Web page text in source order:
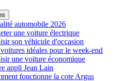
automobile 2026
une voiture électrique
son véhicule d'occasion
idéales pour le week-end
une voiture économique
appli Jean Lain
fonctionne la cote Argus